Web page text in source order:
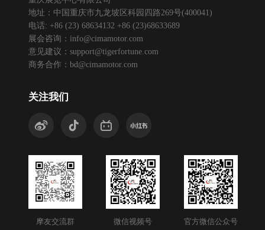
地址：中国重庆市九龙坡区科园四路269号(400041)
电话: +86 (23) 68634132 +86 (23)68633689
展会咨询： info@cimamotor.com
意见建议： support@tigerfortune.com
商务合作： bd@cimamotor.com
关注我们
摩友交流群 微信视频号 官方微信公众号